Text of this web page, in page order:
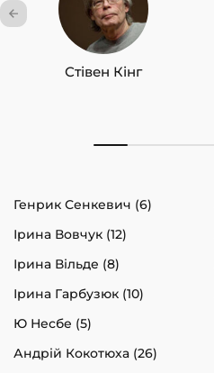
Стівен Кінг
Генрик Сенкевич (6)
Ірина Вовчук (12)
Ірина Вільде (8)
Ірина Гарбузюк (10)
Ю Несбе (5)
Андрій Кокотюха (26)